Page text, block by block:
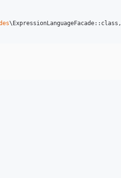
\ExpressionLanguageFacade::class,